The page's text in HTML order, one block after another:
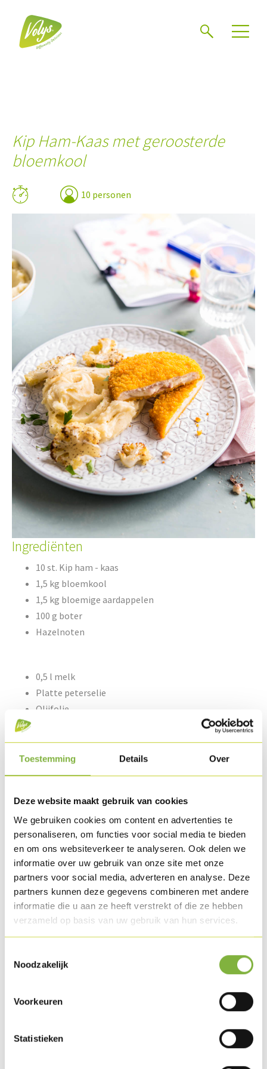
Toestemming Details Over
Deze website maakt gebruik van cookies
We gebruiken cookies om content en advertenties te
personaliseren, om functies voor social media te bieden
en om ons websiteverkeer te analyseren. Ook delen we
informatie over uw gebruik van onze site met onze
partners voor social media, adverteren en analyse. Deze
partners kunnen deze gegevens combineren met andere
informatie die u aan ze heeft verstrekt of die ze hebben
verzameld op basis van uw gebruik van hun services.
Noodzakelijk
Voorkeuren
Statistieken
Kip Ham-Kaas met geroosterde
bloemkool
10 personen
Ingrediënten
10 st. Kip ham - kaas
1,5 kg bloemkool
1,5 kg bloemige aardappelen
100 g boter
Hazelnoten
0,5 l melk
Platte peterselie
Olijfolie
Peper & zout
Bak de Kip Ham-Kaas (art. 302) in de oven (10 min. à 200°C),
friteuse (4 min. à 175°C) of pan (2 x 4 min.).
Reinig de bloemkool en snij de roosjes in plakken. Vermeng
de bloemkool met olijfolie, peper en zout.
Leg de bloemkoolplakken op een ovenschotel en bak deze
af op 160°C gedurende ± 15 minuten.
ze goed op het vuur. Steek ze door een roerzeef en voeg er
Vermeng deze goed.
Rooster de hazelnoten in de oven op 180°C gedurende een
5-tal minuten. Hak deze grof.